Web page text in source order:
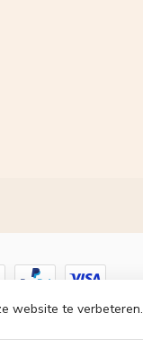
byDyvelopment
website te verbeteren.